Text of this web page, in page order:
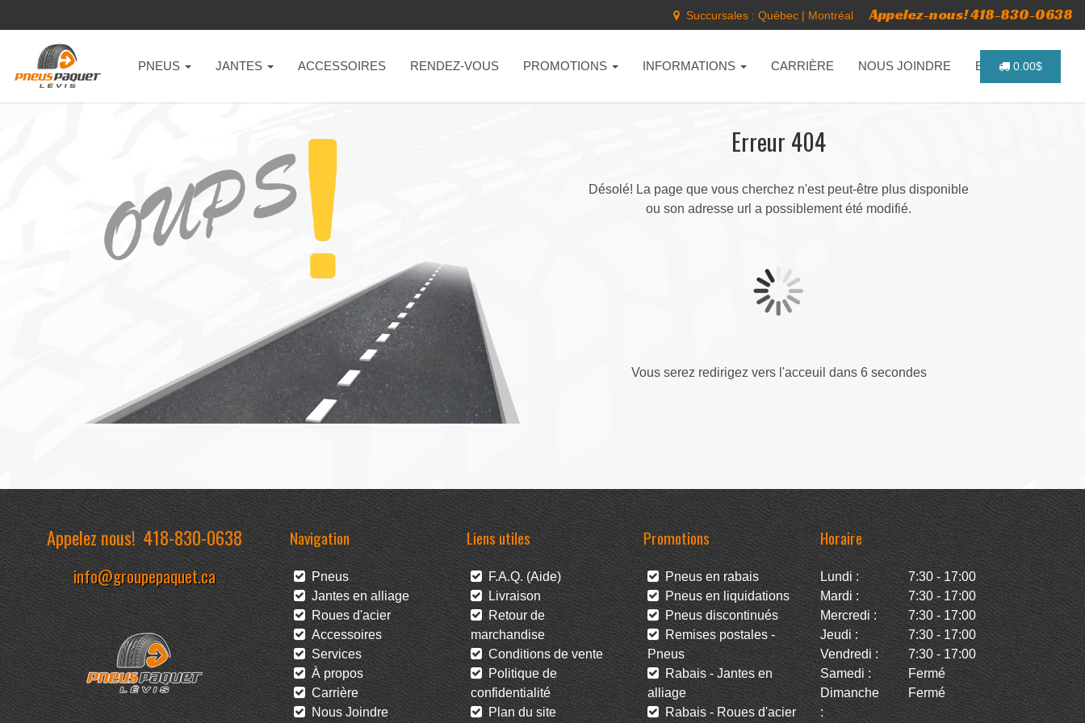
Succursales : Québec | Montréal Appelez-nous! 418-830-0638
PNEUS JANTES ACCESSOIRES RENDEZ-VOUS PROMOTIONS INFORMATIONS CARRIÈRE NOUS JOINDRE ENGLISH
0.00$
Erreur 404
Désolé! La page que vous cherchez n'est peut-être plus disponible
ou son adresse url a possiblement été modifié.
Vous serez redirigez vers l'acceuil dans 5 secondes
Appelez nous!418-830-0638
info@groupepaquet.ca
Navigation
Pneus
Jantes en alliage
Roues d'acier
Accessoires
Services
À propos
Carrière
Nous Joindre
Liens utiles
F.A.Q. (Aide)
Livraison
Retour de
marchandise
Conditions de vente
Politique de
confidentialité
Plan du site
Promotions
Pneus en rabais
Pneus en liquidations
Pneus discontinués
Remises postales -
Pneus
Rabais - Jantes en
alliage
Rabais - Roues d'acier
Horaire
Lundi :
7:30 - 17:00
Mardi :
7:30 - 17:00
Mercredi :
7:30 - 17:00
Jeudi :
7:30 - 17:00
Vendredi :
7:30 - 17:00
Samedi :
Fermé
Dimanche
:
Fermé